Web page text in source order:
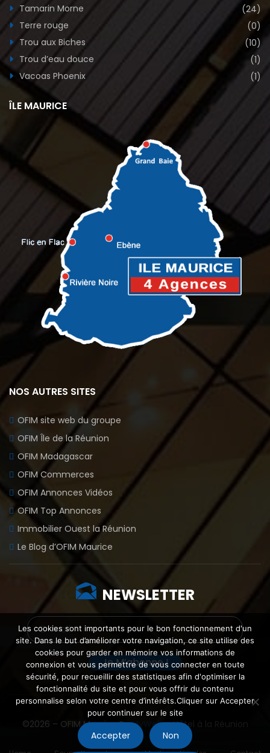
Tamarin Morne
(24)
Terre rouge
(0)
Trou aux Biches
(10)
Trou d’eau douce
(1)
Vacoas Phoenix
(1)
ÎLE MAURICE
NOS AUTRES SITES
OFIM site web du groupe
OFIM Île de la Réunion
OFIM Madagascar
OFIM Commerces
OFIM Annonces Vidéos
OFIM Top Annonces
Immobilier Ouest la Réunion
Le Blog d’OFIM Maurice
NEWSLETTER
©2026 – OFIM Maurice ByMyWeb–Hôtel à la Réunion
Les cookies sont importants pour le bon fonctionnement d'un
site. Dans le but d’améliorer votre navigation, ce site utilise des
cookies pour garder en mémoire vos informations de
connexion et vous permettre de vous connecter en toute
sécurité, pour recueillir des statistiques afin d'optimiser la
fonctionnalité du site et pour vous offrir du contenu
personnalise selon votre centre d’intérêts.Cliquer sur Accepter
pour continuer sur le site
Accepter Non